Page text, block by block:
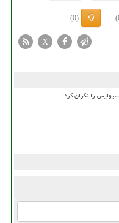
(0)
X
را نگران کرد!